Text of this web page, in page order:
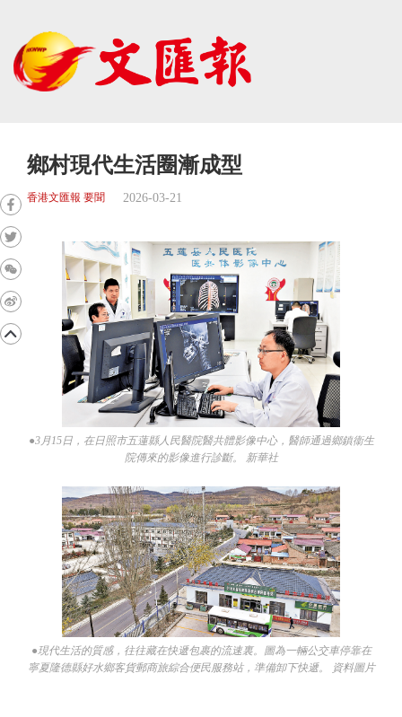
鄉村現代生活圈漸成型
香港文匯報 要聞 2026-03-21
●3月15日，在日照市五蓮縣人民醫院醫共體影像中心，醫師通過鄉鎮衞生
院傳來的影像進行診斷。 新華社
●現代生活的質感，往往藏在快遞包裹的流速裏。圖為一輛公交車停靠在
寧夏隆德縣好水鄉客貨郵商旅綜合便民服務站，準備卸下快遞。 資料圖片